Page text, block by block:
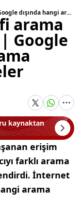
Google alternatifi arama motorları listesi | Google dışında hangi arama motorları var, neler kullanılabilir?
arama
Google
kaynaktan
erişim
farklı arama
İnternet
arama